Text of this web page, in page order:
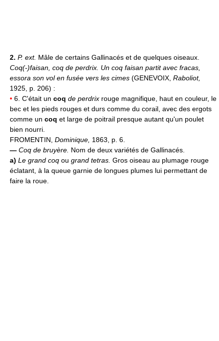
2. P. ext. Mâle de certains Gallinacés et de quelques oiseaux.
Coq(-)faisan, coq de perdrix. Un coq faisan partit avec fracas,
essora son vol en fusée vers les cimes (GENEVOIX, Raboliot,
1925, p. 206) :
• 6. C'était un coq de perdrix rouge magnifique, haut en couleur, le
bec et les pieds rouges et durs comme du corail, avec des ergots
comme un coq et large de poitrail presque autant qu'un poulet
bien nourri.
FROMENTIN, Dominique, 1863, p. 6.
— Coq de bruyère. Nom de deux variétés de Gallinacés.
a) Le grand coq ou grand tetras. Gros oiseau au plumage rouge
éclatant, à la queue garnie de longues plumes lui permettant de
faire la roue.